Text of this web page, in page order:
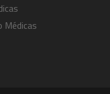
Médicas